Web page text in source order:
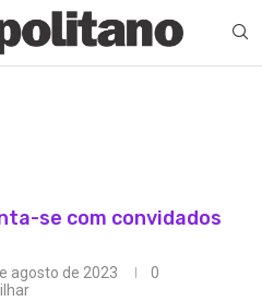
se com convidados
agosto de 2023
0